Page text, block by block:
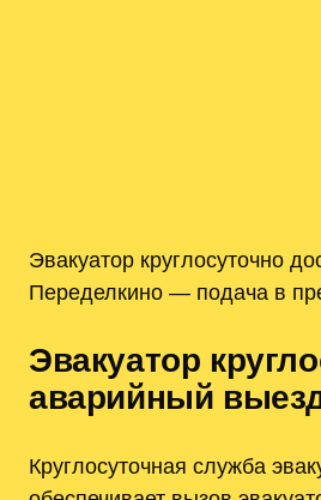
Эвакуатор круглосуточно
Переделкино — подача в
Эвакуатор
аварийный
Круглосуточная служба